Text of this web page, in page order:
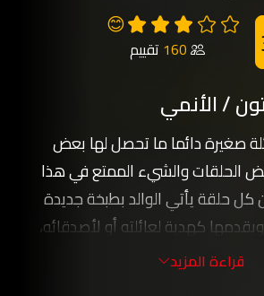
😊
160 تقييم
/ الأنمي
صغيرة دائما ما تحصل لها بعض
الحلقات والشيء الممتع في هذا
حلقة يأتي الوالد بطبخة جديدة
كهدية لعائلته أو لأصدقائه،
المسلسل الطابع التعليمي لكن
قراءة المزيد